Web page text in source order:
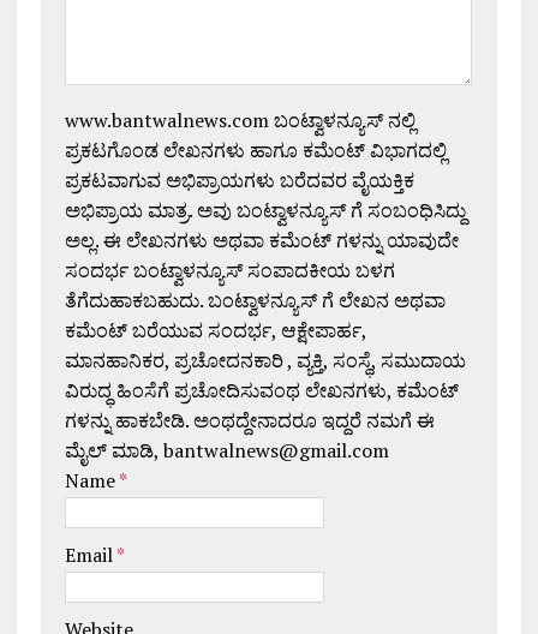
www.bantwalnews.com ಬಂಟ್ವಾಳನ್ಯೂಸ್ ನಲ್ಲಿ
ಪ್ರಕಟಗೊಂಡ ಲೇಖನಗಳು ಹಾಗೂ ಕಮೆಂಟ್ ವಿಭಾಗದಲ್ಲಿ
ಪ್ರಕಟವಾಗುವ ಅಭಿಪ್ರಾಯಗಳು ಬರೆದವರ ವೈಯಕ್ತಿಕ
ಅಭಿಪ್ರಾಯ ಮಾತ್ರ. ಅವು ಬಂಟ್ವಾಳನ್ಯೂಸ್ ಗೆ ಸಂಬಂಧಿಸಿದ್ದು
ಅಲ್ಲ. ಈ ಲೇಖನಗಳು ಅಥವಾ ಕಮೆಂಟ್ ಗಳನ್ನು ಯಾವುದೇ
ಸಂದರ್ಭ ಬಂಟ್ವಾಳನ್ಯೂಸ್ ಸಂಪಾದಕೀಯ ಬಳಗ
ತೆಗೆದುಹಾಕಬಹುದು. ಬಂಟ್ವಾಳನ್ಯೂಸ್ ಗೆ ಲೇಖನ ಅಥವಾ
ಕಮೆಂಟ್ ಬರೆಯುವ ಸಂದರ್ಭ, ಆಕ್ಷೇಪಾರ್ಹ,
ಮಾನಹಾನಿಕರ, ಪ್ರಚೋದನಕಾರಿ , ವ್ಯಕ್ತಿ, ಸಂಸ್ಥೆ, ಸಮುದಾಯ
ವಿರುದ್ಧ ಹಿಂಸೆಗೆ ಪ್ರಚೋದಿಸುವಂಥ ಲೇಖನಗಳು, ಕಮೆಂಟ್
ಗಳನ್ನು ಹಾಕಬೇಡಿ. ಅಂಥದ್ದೇನಾದರೂ ಇದ್ದರೆ ನಮಗೆ ಈ
ಮೈಲ್ ಮಾಡಿ, bantwalnews@gmail.com
Name*
Email*